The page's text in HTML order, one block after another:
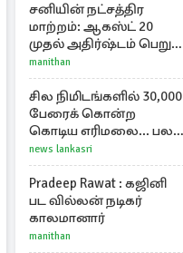
சனியின் நட்சத்திர
மாற்றம்: ஆகஸ்ட் 20
முதல் அதிர்ஷ்டம் பெறும்
ராசிகள்!
manithan
சில நிமிடங்களில் 30,000
பேரைக் கொன்ற
கொடிய எரிமலை... பல
தசாப்த கால
அமைதிக்குப் பிறகு
மீண்டும்
news lankasri
Pradeep Rawat : கஜினி
பட வில்லன் நடிகர்
காலமானார்
manithan